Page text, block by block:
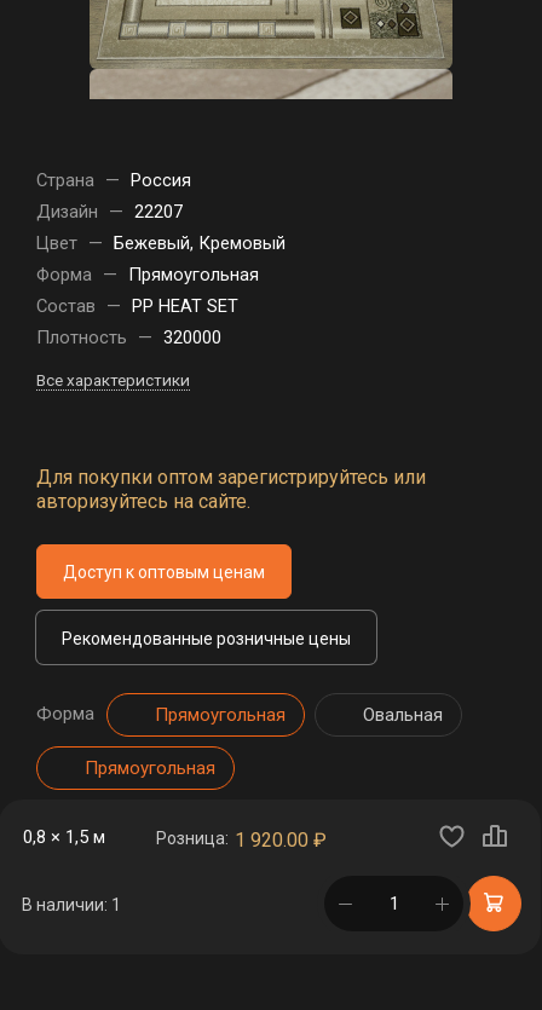
Страна — Россия
Дизайн
— 22207
Цвет — Бежевый, Кремовый
Форма —
Прямоугольная
Состав
— PP HEAT SET
Плотность
— 320000
Все характеристики
Для покупки оптом зарегистрируйтесь или
авторизуйтесь на сайте.
Доступ к оптовым ценам
Рекомендованные розничные цены
Форма Прямоугольная Овальная
Прямоугольная
0,8 × 1,5 м Розница: 1 920.00 ₽
В наличии: 1 в корзине